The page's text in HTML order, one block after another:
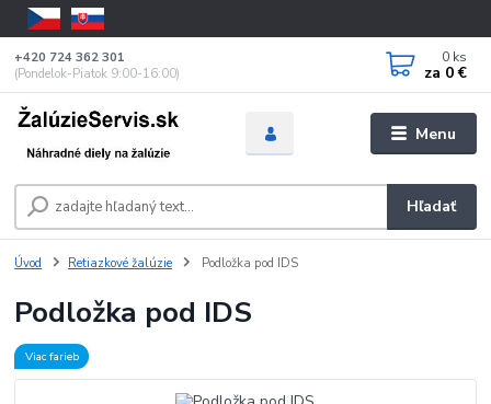
Menu
Hľadať
+420 724 362 301
(Pondelok-Piatok 9:00-16:00)
0 ks
za 0 €
Úvod Retiazkové žalúzie Podložka pod IDS
Podložka pod IDS
Viac farieb